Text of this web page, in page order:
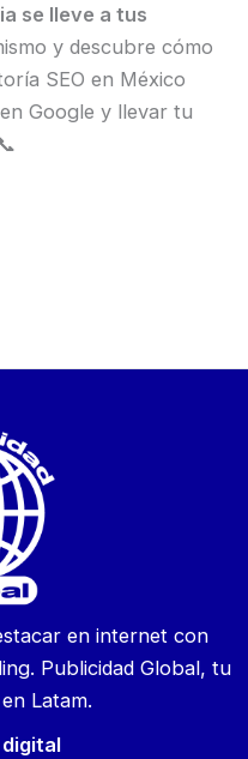
se lleve a tus
y descubre cómo
SEO en México
Google y llevar tu
en internet con
Publicidad Global, tu
Latam.